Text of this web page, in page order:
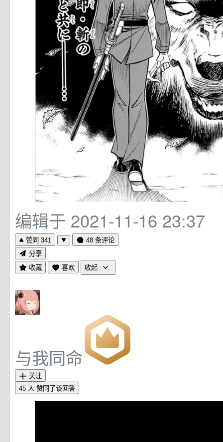
编辑于 2021-11-16 23:37
赞同 341
48 条评论
分享
收藏
喜欢 收起
与我同命
关注
45 人 赞同了该回答